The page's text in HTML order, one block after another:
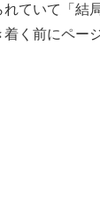
ていて「結
く前にペー